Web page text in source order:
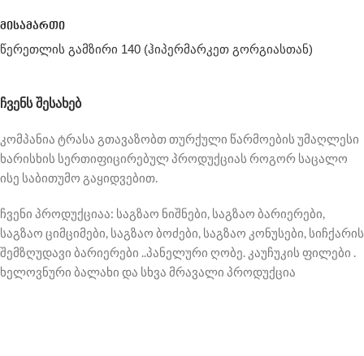
მისამართი
წერეთლის გამზირი 140 (ჰიპერმარკეთ გორგიასთან)
ᲩᲕᲔᲜᲡ ᲨᲔᲡᲐᲮᲔᲑ
კომპანია ტრასა გთავაზობთ თურქული წარმოების უმაღლესი
ხარისხის სერთიფიცირებულ პროდუქციას როგორ საცალო
ისე საბითუმო გაყიდვებით.
ჩვენი პროდუქციაა: საგზაო ნიშნები, საგზაო ბარიერები,
საგზაო ციმციმები, საგზაო ბოძები, საგზაო კონუსები, სიჩქარის
შემზღუდავი ბარიერები ..პანელური ღობე. კაუჩუკის ფილები .
ხელოვნური ბალახი და სხვა მრავალი პროდუქცია